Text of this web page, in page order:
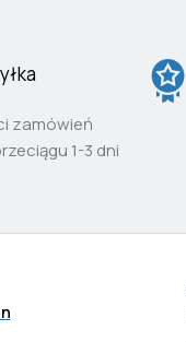
zamówień
1-3 dni